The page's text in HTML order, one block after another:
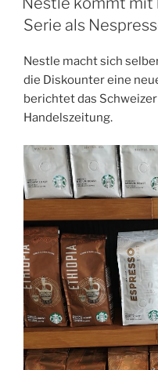
Serie als
Nestle macht sich
die Diskounter eine
berichtet das
Handelszeitung.